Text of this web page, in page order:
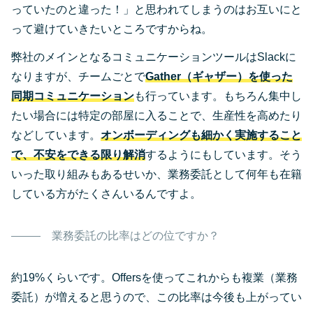
っていたのと違った！」と思われてしまうのはお互いにと
って避けていきたいところですからね。
弊社のメインとなるコミュニケーションツールはSlackに
なりますが、チームごとでGather（ギャザー）を使った
同期コミュニケーションも行っています。もちろん集中し
たい場合には特定の部屋に入ることで、生産性を高めたり
などしています。 オンボーディングも細かく実施すること
で、不安をできる限り解消するようにもしています。そう
いった取り組みもあるせいか、業務委託として何年も在籍
している方がたくさんいるんですよ。
業務委託の比率はどの位ですか？
約19%くらいです。Offersを使ってこれからも複業（業務
委託）が増えると思うので、この比率は今後も上がってい